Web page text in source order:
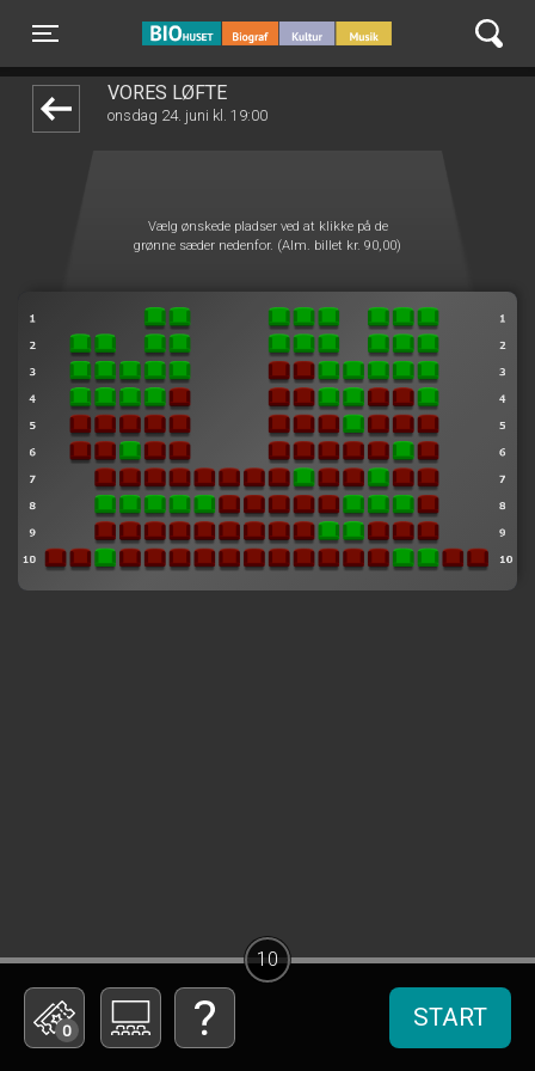
Toggle navigation
BIO Huset Galten
VORES LØFTE
onsdag 24. juni kl. 19:00
Vælg ønskede pladser ved at klikke på de
grønne sæder nedenfor. (Alm. billet kr. 90,00)
0 START
10
front05-temp 064605